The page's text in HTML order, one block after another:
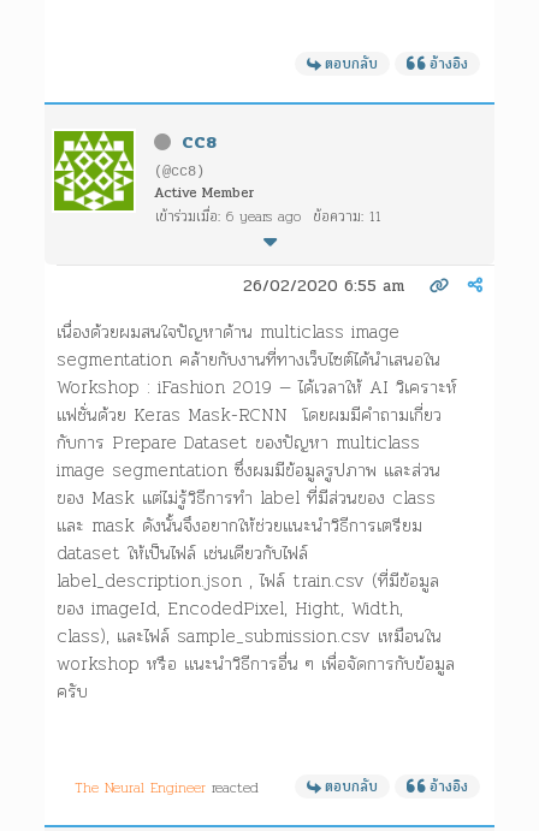
ตอบกลับ อ้างอิง
CC8
(@cc8)
Active Member
เข้าร่วมเมื่อ: 6 years ago ข้อความ: 11
26/02/2020 6:55 am
เนื่องด้วยผมสนใจปัญหาด้าน multiclass image
segmentation คล้ายกับงานที่ทางเว็บไซต์ได้นำเสนอใน
Workshop : iFashion 2019 — ได้เวลาให้ AI วิเคราะห์
แฟชั่นด้วย Keras Mask-RCNN โดยผมมีคำถามเกี่ยว
กับการ Prepare Dataset ของปัญหา multiclass
image segmentation ซึ่งผมมีข้อมูลรูปภาพ และส่วน
ของ Mask แต่ไม่รู้วิธีการทำ label ที่มีส่วนของ class
และ mask ดังนั้นจึงอยากให้ช่วยแนะนำวิธีการเตรียม
dataset ให้เป็นไฟล์ เช่นเดียวกับไฟล์
label_description.json , ไฟล์ train.csv (ที่มีข้อมูล
ของ imageId, EncodedPixel, Hight, Width,
class), และไฟล์ sample_submission.csv เหมือนใน
workshop หรือ แนะนำวิธีการอื่น ๆ เพื่อจัดการกับข้อมูล
ครับ
The Neural Engineerreacted ตอบกลับ อ้างอิง